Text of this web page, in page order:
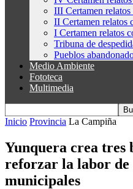
III Certamen
II Certamen relatos
I Certamen relatos
Tribuna de
Pueblos
Medio Ambiente
Fototeca
Multimedia
Inicio Provincia La Campiña
Yunquera crea tres
reforzar la labor de
municipales